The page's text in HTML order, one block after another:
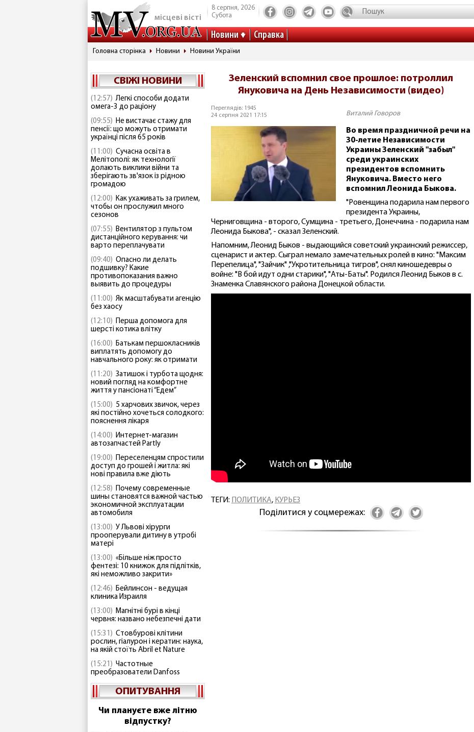
місцеві вісті
8 серпня, 2026
Субота
Новини Справка
Головна сторінка Новини Новини України
СВІЖІ НОВИНИ
(12:57) Легкі способи додати
омега-3 до раціону
(09:55) Не вистачає стажу для
пенсії: що можуть отримати
українці після 65 років
(11:00) Сучасна освіта в
Мелітополі: як технології
долають виклики війни та
зберігають зв'язок із рідною
громадою
(12:00) Как ухаживать за грилем,
чтобы он прослужил много
сезонов
(07:55) Вентилятор з пультом
дистанційного керування: чи
варто переплачувати
(09:40) Опасно ли делать
подшивку? Какие
противопоказания важно
выявить до процедуры
(11:00) Як масштабувати агенцію
без хаосу
(12:10) Перша допомога для
шерсті котика влітку
(16:00) Батькам першокласників
виплатять допомогу до
навчального року: як отримати
(11:20) Затишок і турбота щодня:
новий погляд на комфортне
життя у пансіонаті “Едем”
(15:00) 5 харчових звичок, через
які постійно хочеться солодкого:
пояснення лікаря
(14:00) Интернет-магазин
автозапчастей Partly
(19:00) Переселенцям спростили
доступ до грошей і житла: які
нові правила вже діють
(12:58) Почему современные
шины становятся важной частью
экономичной эксплуатации
автомобиля
(13:00) У Львові хірурги
прооперували дитину в утробі
матері
(13:00) «Більше ніж просто
фентезі: 10 книжок для підлітків,
які неможливо закрити»
(12:46) Бейлинсон - ведущая
клиника Израиля
(13:00) Магнітні бурі в кінці
червня: названо небезпечні дати
(15:31) Стовбурові клітини
рослин, гіалурон і кератин: наука,
на якій стоїть Abril et Nature
(15:21) Частотные
преобразователи Danfoss
ОПИТУВАННЯ
Чи плануєте вже літню
відпустку?
Зеленский вспомнил свое прошлое: потроллил
Януковича на День Независимости (видео)
Переглядів: 1945
24 серпня 2021 17:15
Виталий Говоров
Во время праздничной речи на
30-летие Независимости
Украины Зеленский "забыл"
среди украинских
президентов вспомнить
Януковича. Вместо него
вспомнил Леонида Быкова.
"Ровенщина подарила нам первого
президента Украины,
Черниговщина - второго, Сумщина - третьего, Донеччина - подарила нам
Леонида Быкова", - сказал Зеленский.
Напомним, Леонид Быков - выдающийся советский украинский режиссер,
сценарист и актер. Сыграл немало замечательных ролей в кино: "Максим
Перепелица", "Зайчик" ,"Укротительница тигров", снял киношедевры о
войне: "В бой идут одни старики", "Аты-Баты". Родился Леонид Быков в с.
Знаменка Славянского района Донецкой области.
ТЕГИ: ПОЛИТИКА, КУРЬЕЗ
Поділитися у соцмережах: